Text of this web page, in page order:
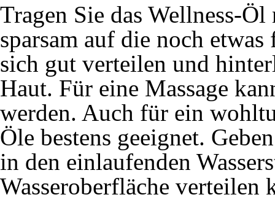
Tragen Sie das Wellness-
sparsam auf die noch
sich gut verteilen und
Haut. Für eine Massage
werden. Auch für ein
Öle bestens geeignet.
in den einlaufenden
Wasseroberfläche verteilen